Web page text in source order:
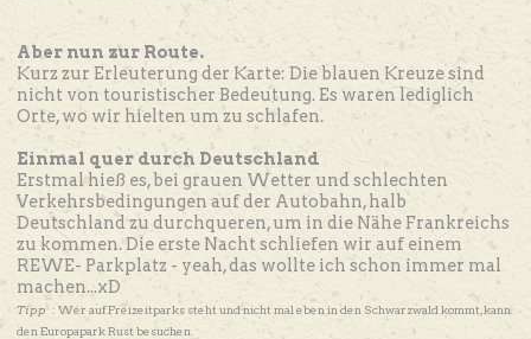
Aber nun zur Route.
Kurz zur Erleuterung der Karte: Die blauen Kreuze sind
nicht von touristischer Bedeutung. Es waren lediglich
Orte, wo wir hielten um zu schlafen.
Einmal quer durch Deutschland
Erstmal hieß es, bei grauen Wetter und schlechten
Verkehrsbedingungen auf der Autobahn, halb
Deutschland zu durchqueren, um in die Nähe Frankreichs
zu kommen. Die erste Nacht schliefen wir auf einem
REWE- Parkplatz - yeah, das wollte ich schon immer mal
machen...xD
Tipp : Wer auf Freizeitparks steht und nicht mal eben in den Schwarzwald kommt, kann
den Europapark Rust besuchen.